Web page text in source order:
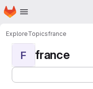
Skip to main content
Homepage
ExploreTopicsfrance
F france